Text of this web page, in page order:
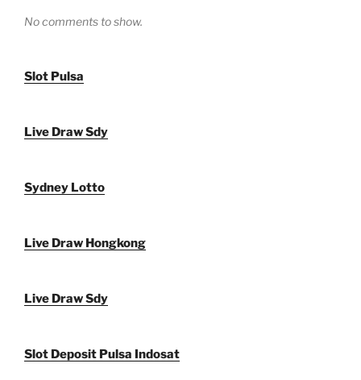
No comments to show.
Slot Pulsa
Live Draw Sdy
Sydney Lotto
Live Draw Hongkong
Live Draw Sdy
Slot Deposit Pulsa Indosat